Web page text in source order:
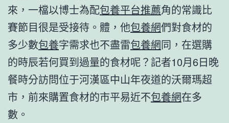
來，一檔以博士為配包養平台推薦角的常識比
賽節目很是受接待。體，他包養網們對食材的
多少數包養字需求也不盡雷包養網同，在選購
的時辰若何買到過量的食材呢？記者10月6日晚
餐時分訪問位于河漢區中山年夜道的沃爾瑪超
市，前來購置食材的市平易近不包養網在多
數。